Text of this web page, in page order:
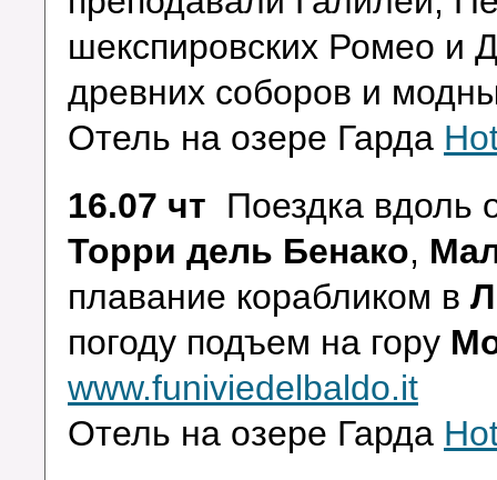
шекспировских Ромео и
древних соборов и
Отель на озере Гарда
16.07 чт Поездка вдоль
Торри дель Бенако,
плавание корабликом в
погоду подъем на гору
www.funiviedelbaldo.it
Отель на озере Гарда